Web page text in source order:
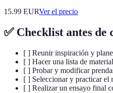
15.99 EURVer el precio
✅ Checklist antes
[ ] Reunir inspiración y
[ ] Hacer una lista de
[ ] Probar y modificar
[ ] Seleccionar y practicar el
[ ] Realizar un ensayo final